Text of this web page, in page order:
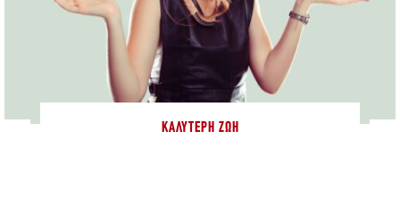
ΚΑΛΎΤΕΡΗ ΖΩΉ